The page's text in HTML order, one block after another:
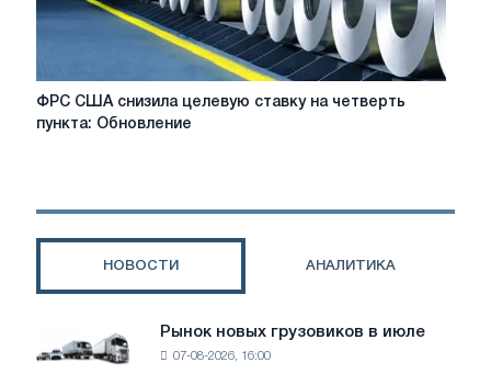
ФРС
на
ФРС США снизила целевую ставку на четверть
пункта: Обновление
НОВОСТИ АНАЛИТИКА
Рынок
новых
Рынок новых грузовиков в июле
07-08-2026, 16:00